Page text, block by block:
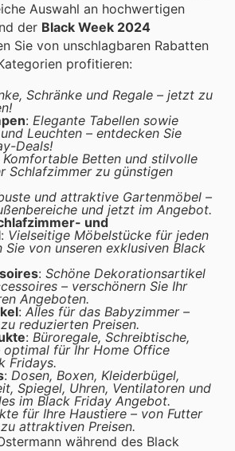
Auswahl an hochwertigen
der Black Week 2024
Sie von unschlagbaren Rabatten
profitieren:
Schränke und Regale – jetzt zu
: Elegante Tabellen sowie
Leuchten – entdecken Sie
Deals!
Komfortable Betten und stilvolle
Schlafzimmer zu günstigen
und attraktive Gartenmöbel –
und jetzt im Angebot.
und
: Vielseitige Möbelstücke für jeden
Sie von unseren exklusiven Black
: Schöne Dekorationsartikel
– verschönern Sie Ihr
Angeboten.
: Alles für das Babyzimmer –
reduzierten Preisen.
: Büroregale, Schreibtische,
optimal für Ihr Home Office
Fridays.
: Dosen, Boxen, Kleiderbügel,
Spiegel, Uhren, Ventilatoren und
im Black Friday Angebot.
für Ihre Haustiere – von Futter
attraktiven Preisen.
während des Black